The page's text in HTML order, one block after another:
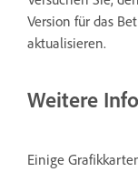
Version für das
aktualisieren.
Weitere
Einige